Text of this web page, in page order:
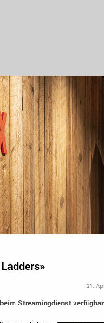
21.
Streamingdienst verfügbar.